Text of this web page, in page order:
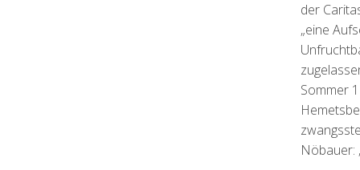
der
„eine
Sommer
Nöbauer: